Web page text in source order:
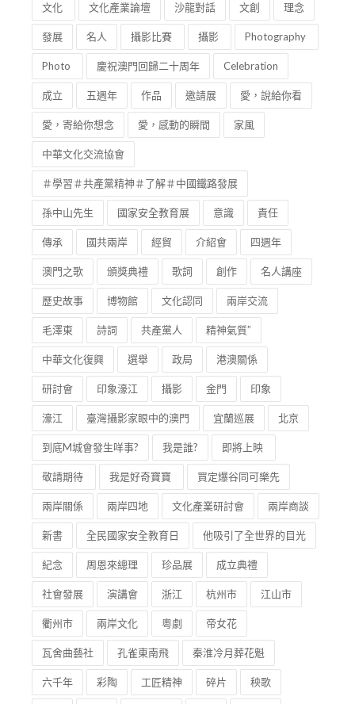
文化 文化產業論壇 沙龍對話 文創 理念
發展 名人 攝影比賽 攝影 Photography
Photo 慶祝澳門回歸二十周年 Celebration
成立 五週年 作品 邀請展 愛，說給你看
愛，寄給你想念 愛，感動的瞬間 家風
中華文化交流協會
＃學習＃共產黨精神＃了解＃中國鐵路發展
孫中山先生 國家安全教育展 意識 責任
傳承 國共兩岸 經貿 介紹會 四週年
澳門之歌 頒獎典禮 歌詞 創作 名人講座
歷史故事 博物館 文化認同 兩岸交流
毛澤東 詩詞 共產黨人 精神氣質”
中華文化復興 選舉 政局 港澳關係
研討會 印象濠江 攝影 金門 印象
濠江 臺灣攝影家眼中的澳門 宜蘭巡展 北京
到底M城會發生咩事? 我是誰? 即將上映
敬請期待 我是好奇寶寶 買定爆谷同可樂先
兩岸關係 兩岸四地 文化產業研討會 兩岸商談
新書 全民國家安全教育日 他吸引了全世界的目光
紀念 周恩來總理 珍品展 成立典禮
社會發展 演講會 浙江 杭州市 江山市
衢州市 兩岸文化 粵劇 帝女花
瓦舍曲藝社 孔雀東南飛 秦淮冷月葬花魁
六千年 彩陶 工匠精神 碎片 秧歌